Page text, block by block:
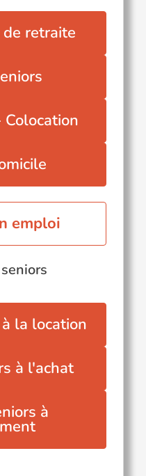
retraite
emploi
la location
à l'achat
à